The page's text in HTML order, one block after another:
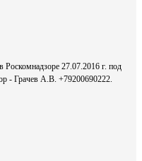
Роскомнадзоре 27.07.2016 г. под
- Грачев А.В. +79200690222.